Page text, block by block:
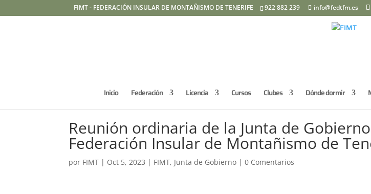
FIMT - FEDERACIÓN INSULAR DE MONTAÑISMO DE TENERIFE 922 882 239 info@fedtfm.es
Inicio Federación Licencia Cursos Clubes Dónde dormir
Reunión ordinaria de la Junta de
Federación Insular de Montañismo de
por FIMT | Oct 5, 2023 | FIMT, Junta de Gobierno |0 Comentarios